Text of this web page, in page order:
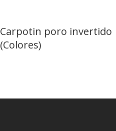
Carpotin poro invertido
(Colores)